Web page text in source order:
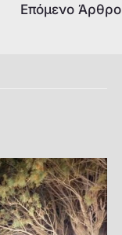
Επόμενο Άρθρο